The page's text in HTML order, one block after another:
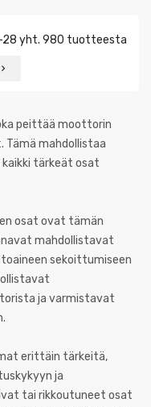
28 yht. 980 tuotteesta

peittää moottorin
Tämä mahdollistaa
tärkeät osat
osat ovat tämän
mahdollistavat
sekoittumiseen
ja varmistavat
erittäin tärkeitä,
ja
tai rikkoutuneet osat